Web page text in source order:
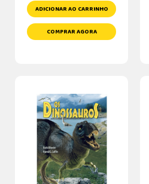
ADICIONAR AO CARRINHO
COMPRAR AGORA